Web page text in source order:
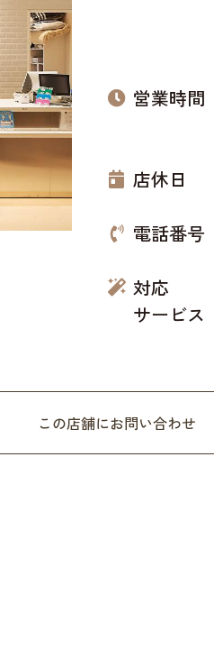
営業時間
店休日
電話番号
対応
サービス
この店舗にお問い合わせ